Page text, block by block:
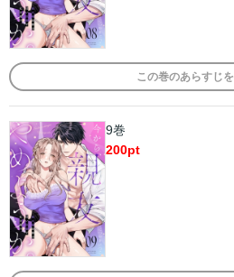
この巻のあらすじを
9巻
200pt